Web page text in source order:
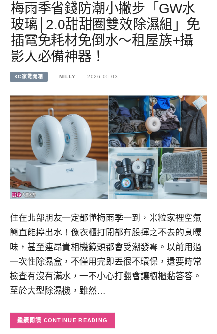
梅雨季省錢防潮小撇步「GW水
玻璃│2.0甜甜圈雙效除濕組」免
插電免耗材免倒水～租屋族+攝
影人必備神器！
3C家電開箱 MILLY 2026-05-03
住在北部朋友一定都懂梅雨季一到，米粒家裡空氣
簡直能擰出水！像衣櫃打開都有股揮之不去的臭曝
味，甚至連昂貴相機鏡頭都會受潮發霉。以前用過
一次性除濕盒，不僅用完即丟很不環保，還要時常
檢查有沒有滿水，一不小心打翻會讓櫥櫃黏答答。
至於大型除濕機，雖然…
CONTINUE READING